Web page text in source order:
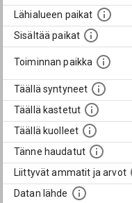
Lähialueen paikat
Sisältää paikat
Toiminnan paikka
Täällä syntyneet
Täällä kastetut
Täällä kuolleet
Tänne haudatut
Liittyvät ammatit ja arvot
Datan lähde